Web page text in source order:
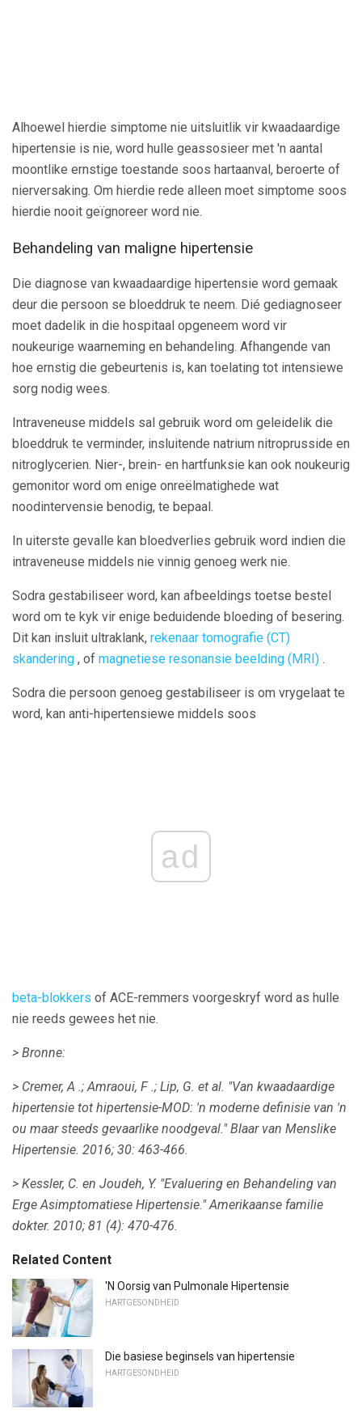
Alhoewel hierdie simptome nie uitsluitlik vir kwaadaardige
hipertensie is nie, word hulle geassosieer met 'n aantal
moontlike ernstige toestande soos hartaanval, beroerte of
nierversaking. Om hierdie rede alleen moet simptome soos
hierdie nooit geïgnoreer word nie.
Behandeling van maligne hipertensie
Die diagnose van kwaadaardige hipertensie word gemaak
deur die persoon se bloeddruk te neem. Dié gediagnoseer
moet dadelik in die hospitaal opgeneem word vir
noukeurige waarneming en behandeling. Afhangende van
hoe ernstig die gebeurtenis is, kan toelating tot intensiewe
sorg nodig wees.
Intraveneuse middels sal gebruik word om geleidelik die
bloeddruk te verminder, insluitende natrium nitroprusside en
nitroglycerien. Nier-, brein- en hartfunksie kan ook noukeurig
gemonitor word om enige onreëlmatighede wat
noodintervensie benodig, te bepaal.
In uiterste gevalle kan bloedverlies gebruik word indien die
intraveneuse middels nie vinnig genoeg werk nie.
Sodra gestabiliseer word, kan afbeeldings toetse bestel
word om te kyk vir enige beduidende bloeding of besering.
Dit kan insluit ultraklank, rekenaar tomografie (CT)
skandering , of magnetiese resonansie beelding (MRI) .
Sodra die persoon genoeg gestabiliseer is om vrygelaat te
word, kan anti-hipertensiewe middels soos
ad
beta-blokkers of ACE-remmers voorgeskryf word as hulle
nie reeds gewees het nie.
> Bronne:
> Cremer, A .; Amraoui, F .; Lip, G. et al. "Van kwaadaardige
hipertensie tot hipertensie-MOD: 'n moderne definisie van 'n
ou maar steeds gevaarlike noodgeval." Blaar van Menslike
Hipertensie. 2016; 30: 463-466.
> Kessler, C. en Joudeh, Y. "Evaluering en Behandeling van
Erge Asimptomatiese Hipertensie." Amerikaanse familie
dokter. 2010; 81 (4): 470-476.
Related Content
'N Oorsig van Pulmonale Hipertensie
HARTGESONDHEID
Die basiese beginsels van hipertensie
HARTGESONDHEID